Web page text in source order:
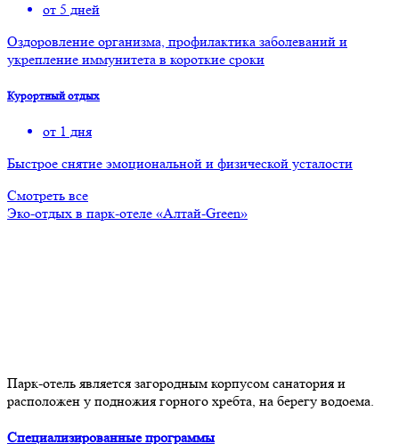
от 5 дней
Оздоровление организма, профилактика заболеваний и
укрепление иммунитета в короткие сроки
Курортный отдых
от 1 дня
Быстрое снятие эмоциональной и физической усталости
Смотреть все
Эко-отдых в парк-отеле «Алтай-Green»
Парк-отель является загородным корпусом санатория и
расположен у подножия горного хребта, на берегу водоема.
Специализированные программы